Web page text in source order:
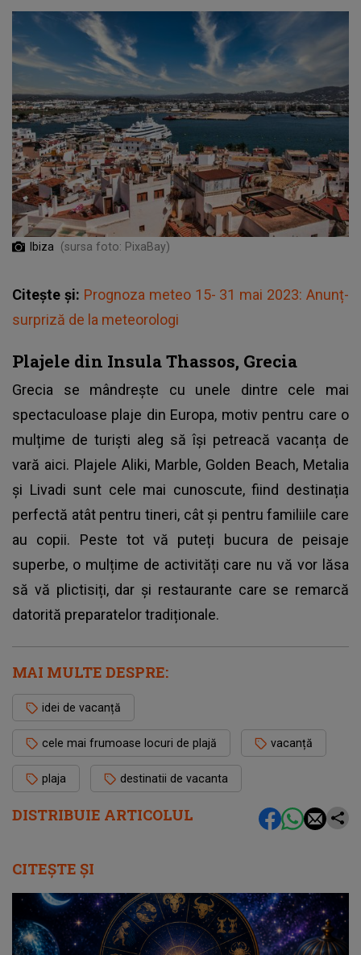
DISTRIBUIE ARTICOLUL
Ibiza (sursa foto: PixaBay)
Citește și: Prognoza meteo 15- 31 mai 2023: Anunț-
surpriză de la meteorologi
Plajele din Insula Thassos, Grecia
Grecia se mândrește cu unele dintre cele mai
spectaculoase plaje din Europa, motiv pentru care o
mulțime de turiști aleg să își petreacă vacanța de
vară aici. Plajele Aliki, Marble, Golden Beach, Metalia
și Livadi sunt cele mai cunoscute, fiind destinația
perfectă atât pentru tineri, cât și pentru familiile care
au copii. Peste tot vă puteți bucura de peisaje
superbe, o mulțime de activități care nu vă vor lăsa
să vă plictisiți, dar și restaurante care se remarcă
datorită preparatelor tradiționale.
MAI MULTE DESPRE:
idei de vacanță
cele mai frumoase locuri de plajă vacanță
plaja destinatii de vacanta
CITEȘTE ȘI